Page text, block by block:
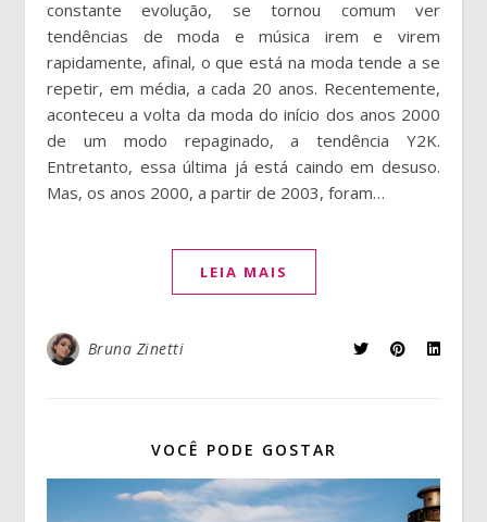
constante evolução, se tornou comum ver
tendências de moda e música irem e virem
rapidamente, afinal, o que está na moda tende a se
repetir, em média, a cada 20 anos. Recentemente,
aconteceu a volta da moda do início dos anos 2000
de um modo repaginado, a tendência Y2K.
Entretanto, essa última já está caindo em desuso.
Mas, os anos 2000, a partir de 2003, foram…
LEIA MAIS
Bruna Zinetti
VOCÊ PODE GOSTAR